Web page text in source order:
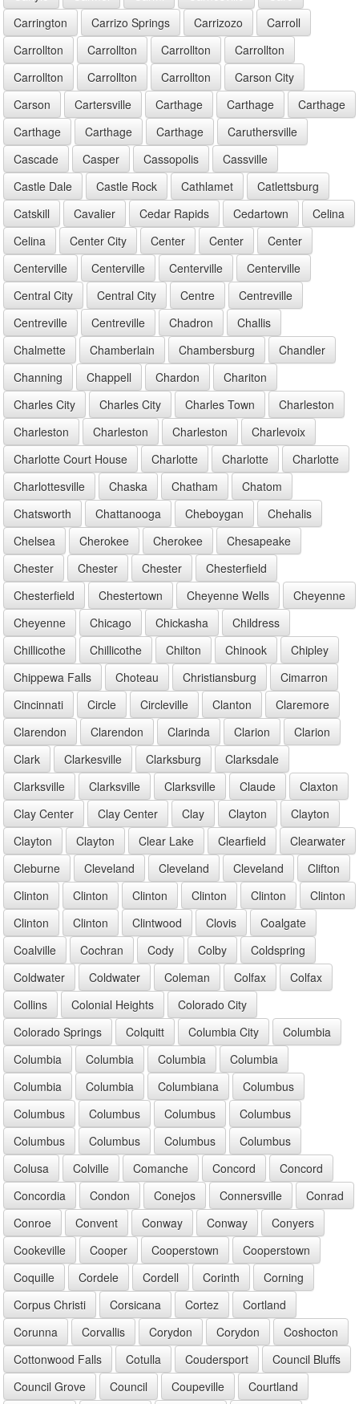
Carrington
Carrizo Springs Carrizozo
Carroll
Carrollton
Carrollton Carrollton
Carrollton
Carrollton
Carrollton Carrollton
Carson City
Carson
Cartersville Carthage Carthage
Carthage
Carthage
Carthage Carthage
Caruthersville
Cascade
Casper Cassopolis
Cassville
Castle Dale
Castle Rock Cathlamet
Catlettsburg
Catskill
Cavalier Cedar Rapids Cedartown
Celina
Celina
Center City Center Center
Center
Centerville
Centerville Centerville
Centerville
Central City
Central City Centre
Centreville
Centreville
Centreville Chadron
Challis
Chalmette
Chamberlain Chambersburg
Chandler
Channing
Chappell Chardon
Chariton
Charles City
Charles City Charles Town
Charleston
Charleston
Charleston Charleston
Charlevoix
Charlotte Court House
Charlotte Charlotte
Charlotte
Charlottesville
Chaska Chatham
Chatom
Chatsworth
Chattanooga Cheboygan
Chehalis
Chelsea
Cherokee Cherokee
Chesapeake
Chester
Chester Chester
Chesterfield
Chesterfield
Chestertown Cheyenne Wells
Cheyenne
Cheyenne
Chicago Chickasha
Childress
Chillicothe
Chillicothe Chilton Chinook
Chipley
Chippewa Falls
Choteau Christiansburg
Cimarron
Cincinnati
Circle Circleville Clanton
Claremore
Clarendon
Clarendon Clarinda Clarion
Clarion
Clark
Clarkesville Clarksburg
Clarksdale
Clarksville
Clarksville Clarksville Claude
Claxton
Clay Center
Clay Center Clay Clayton
Clayton
Clayton
Clayton Clear Lake Clearfield
Clearwater
Cleburne
Cleveland Cleveland Cleveland
Clifton
Clinton
Clinton Clinton Clinton Clinton
Clinton
Clinton
Clinton Clintwood Clovis
Coalgate
Coalville
Cochran Cody Colby
Coldspring
Coldwater
Coldwater Coleman Colfax
Colfax
Collins
Colonial Heights
Colorado City
Colorado Springs
Colquitt Columbia City
Columbia
Columbia
Columbia Columbia
Columbia
Columbia
Columbia Columbiana
Columbus
Columbus
Columbus Columbus
Columbus
Columbus
Columbus Columbus
Columbus
Colusa
Colville Comanche Concord
Concord
Concordia
Condon Conejos Connersville
Conrad
Conroe
Convent Conway Conway
Conyers
Cookeville
Cooper Cooperstown
Cooperstown
Coquille
Cordele Cordell Corinth
Corning
Corpus Christi
Corsicana Cortez
Cortland
Corunna
Corvallis Corydon Corydon
Coshocton
Cottonwood Falls
Cotulla Coudersport
Council Bluffs
Council Grove
Council Coupeville
Courtland